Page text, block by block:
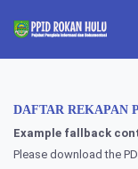
DAFTAR REKAPAN
Example fallback
Please download the